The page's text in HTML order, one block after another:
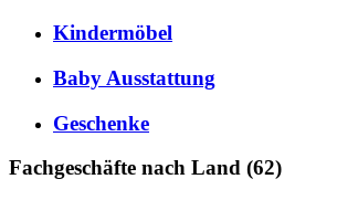
Kindermöbel
Baby Ausstattung
Geschenke
Fachgeschäfte nach Land (62)